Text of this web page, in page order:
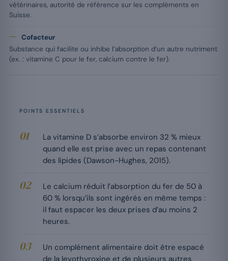
vétérinaires, autorité de référence sur les compléments en
Suisse.
Cofacteur
Substance qui facilite ou inhibe l’absorption d’un autre nutriment
(ex. : vitamine C pour le fer, calcium contre le fer).
POINTS ESSENTIELS
La vitamine D s’absorbe environ 32 % mieux
quand elle est prise avec un repas contenant
des lipides (Dawson-Hughes, 2015).
Le calcium réduit l’absorption du fer de 50 à
60 % lorsqu’ils sont ingérés en même temps :
il faut espacer les deux prises d’au moins 2
heures.
Un complément alimentaire doit être espacé
de la levothyroxine et de plusieurs autres